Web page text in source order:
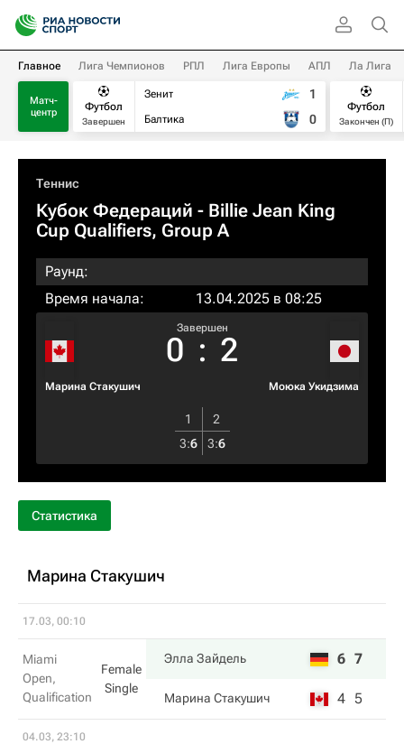
Главное Лига Чемпионов РПЛ Лига Европы АПЛ Ла Лига
Матч-
центр
Футбол
Завершен
Зенит
Балтика
1
0
Футбол
Закончен (П)
Теннис
Кубок Федераций - Billie Jean King
Cup Qualifiers, Group A
Раунд:
Время начала:
13.04.2025 в 08:25
Марина Стакушич
Завершен
0 : 2
Моюка Укидзима
1
2
3:6 3:6
Статистика
Марина Стакушич
17.03, 00:10
Miami
Open,
Qualification
Female
Single
Элла Зайдель 6 7
Марина Стакушич 4 5
04.03, 23:10